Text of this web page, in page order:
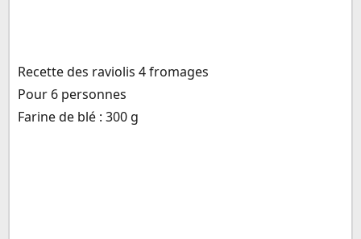
Recette des raviolis 4 fromages
Pour 6 personnes
Farine de blé : 300 g